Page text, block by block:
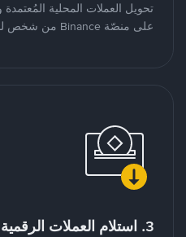
تحويل العملات المحلية المُعتمدة
على منصّة Binance من شخص لشخص.
3. استلام العملات الرقمية